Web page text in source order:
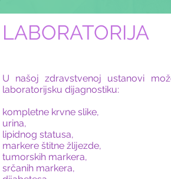
LABORATORIJA
U našoj zdravstvenoj ustanovi
laboratorijsku dijagnostiku:
kompletne krvne slike,
urina,
lipidnog statusa,
markere štitne žlijezde,
tumorskih markera,
srčanih markera,